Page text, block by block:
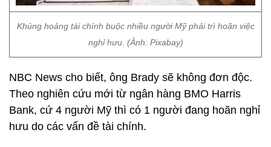
Khủng hoảng tài chính buộc nhiều người Mỹ phải trì hoãn việc
nghỉ hưu. (Ảnh: Pixabay)
NBC News cho biết, ông Brady sẽ không đơn độc.
Theo nghiên cứu mới từ ngân hàng BMO Harris
Bank, cứ 4 người Mỹ thì có 1 người đang hoãn nghỉ
hưu do các vấn đề tài chính.